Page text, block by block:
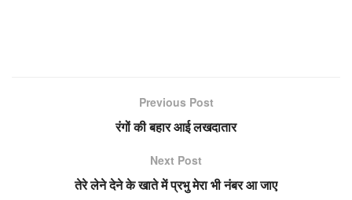
Previous Post
रंगों की बहार आई लखदातार
Next Post
तेरे लेने देने के खाते में प्रभु मेरा भी नंबर आ जाए